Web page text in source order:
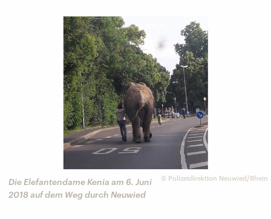
© Polizeidirektion Neuwied/Rhein
Die Elefantendame Kenia am 6. Juni
2018 auf dem Weg durch Neuwied